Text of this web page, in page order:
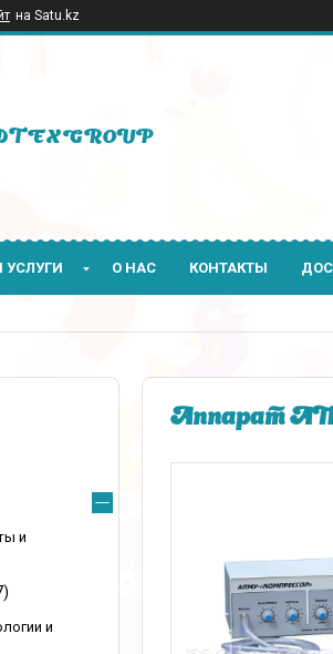
на Satu.kz
УСЛУГИ О НАС КОНТАКТЫ
Аппарат
и
и